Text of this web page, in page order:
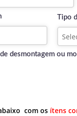
Tipo
desmontagem ou
com os ítens